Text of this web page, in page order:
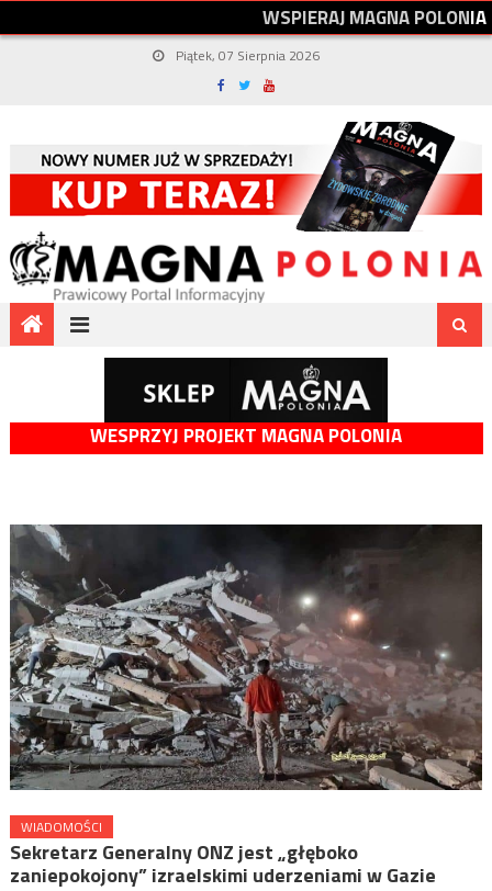
WSPIERAJMAGNAPOLONIA
Piątek, 07 Sierpnia 2026
WESPRZYJ PROJEKT MAGNA POLONIA
WIADOMOŚCI
Sekretarz Generalny ONZ jest „głęboko
zaniepokojony” izraelskimi uderzeniami w Gazie